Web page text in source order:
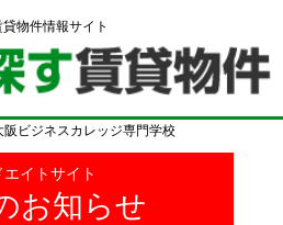
物件情報サイト
阪ビジネスカレッジ専門学校
エイトサイト
お知らせ